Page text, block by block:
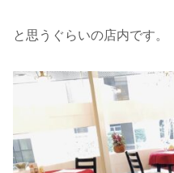
と思うぐらいの店内です。